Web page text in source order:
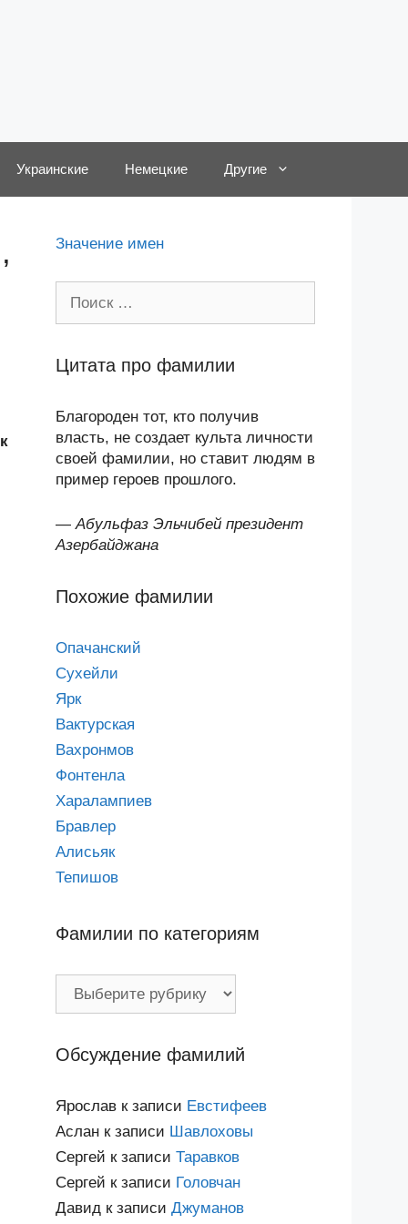
Украинские Немецкие Другие
Значение имен
Цитата про фамилии
Благороден тот, кто получив
власть, не создает культа личности
своей фамилии, но ставит людям в
пример героев прошлого.
— Абульфаз Эльчибей президент
Азербайджана
Похожие фамилии
Опачанский
Сухейли
Ярк
Вактурская
Вахронмов
Фонтенла
Харалампиев
Бравлер
Алисьяк
Тепишов
Фамилии по категориям
Обсуждение фамилий
Ярослав к записи Евстифеев
Аслан к записи Шавлоховы
Сергей к записи Таравков
Сергей к записи Головчан
Давид к записи Джуманов